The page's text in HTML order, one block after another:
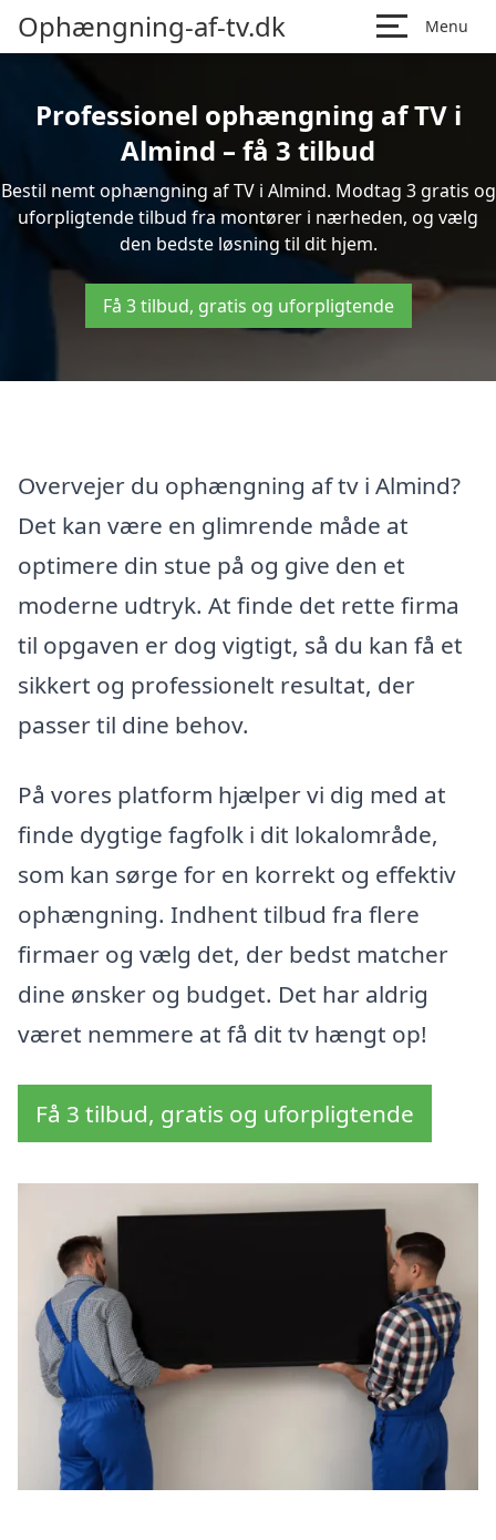
Ophængning-af-tv.dk Menu
Professionel ophængning af TV i
Almind – få 3 tilbud
Bestil nemt ophængning af TV i Almind. Modtag 3 gratis og
uforpligtende tilbud fra montører i nærheden, og vælg
den bedste løsning til dit hjem.
Få 3 tilbud, gratis og uforpligtende
Overvejer du ophængning af tv i Almind?
Det kan være en glimrende måde at
optimere din stue på og give den et
moderne udtryk. At finde det rette firma
til opgaven er dog vigtigt, så du kan få et
sikkert og professionelt resultat, der
passer til dine behov.
På vores platform hjælper vi dig med at
finde dygtige fagfolk i dit lokalområde,
som kan sørge for en korrekt og effektiv
ophængning. Indhent tilbud fra flere
firmaer og vælg det, der bedst matcher
dine ønsker og budget. Det har aldrig
været nemmere at få dit tv hængt op!
Få 3 tilbud, gratis og uforpligtende